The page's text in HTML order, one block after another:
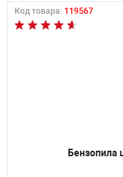
Код товара: 119567
Бензопила